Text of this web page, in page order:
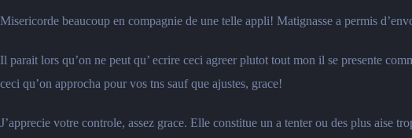
Misericorde beaucoup en compagnie de une telle appli! Matignasse a permis
Il parait lors qu’on ne peut qu’ ecrire ceci agreer plutot tout mon il se presente
ceci qu’on approcha pour vos tns sauf que ajustes, grace!
J’apprecie votre controle, assez grace. Elle constitue un a tenter ou des plus aise